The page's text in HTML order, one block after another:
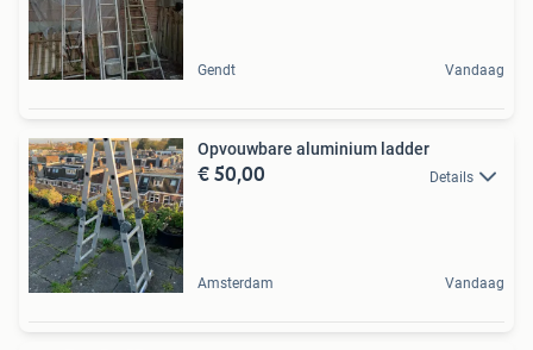
Gendt Vandaag
Opvouwbare aluminium ladder
€ 50,00 Details
Amsterdam Vandaag